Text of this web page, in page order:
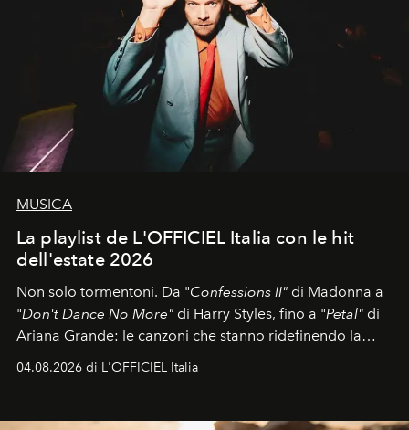
MUSICA
La playlist de L'OFFICIEL Italia con le hit
dell'estate 2026
Non solo tormentoni. Da "Confessions II" di Madonna a
"Don't Dance No More" di Harry Styles, fino a "Petal" di
Ariana Grande: le canzoni che stanno ridefinendo la
colonna sonora della stagione.
04.08.2026 di L'OFFICIEL Italia